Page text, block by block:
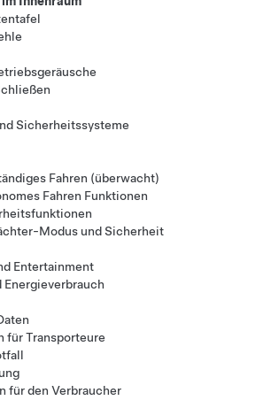
Sicherheitssysteme
Fahren (überwacht)
Fahren Funktionen
Modus und Sicherheit
Entertainment
Energieverbrauch
für Transporteure
für den Verbraucher